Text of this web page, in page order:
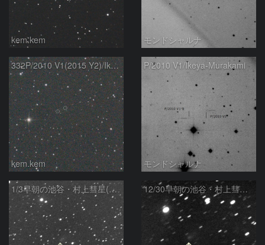
kem.kem モンドシャルナ
332P/2010 V1(2015 Y2)/Ikeya-Murakami
kem.kem
P/2010 V1/Ikeya-Murakami
モンドシャルナ
1/3早朝の池谷・村上彗星(P/2010 V1) 12/30早朝の池谷・村上彗星(P/2010 V1)